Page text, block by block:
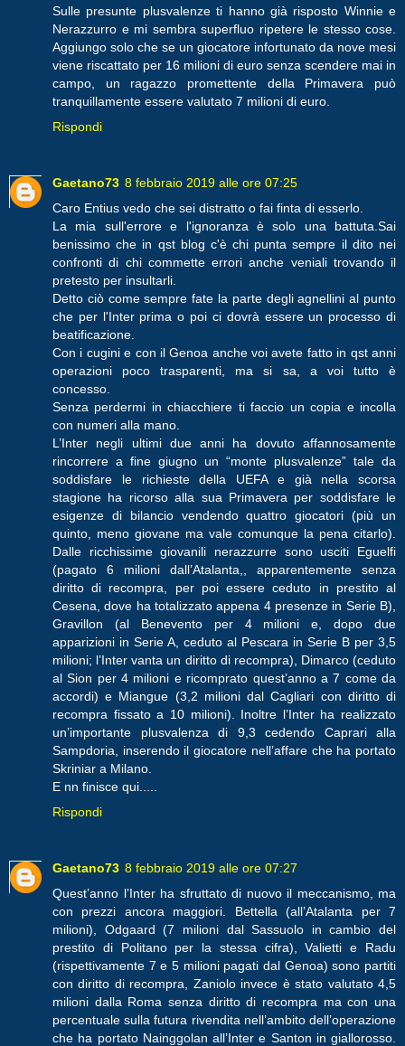
Sulle presunte plusvalenze ti hanno già risposto Winnie e
Nerazzurro e mi sembra superfluo ripetere le stesso cose.
Aggiungo solo che se un giocatore infortunato da nove mesi
viene riscattato per 16 milioni di euro senza scendere mai in
campo, un ragazzo promettente della Primavera può
tranquillamente essere valutato 7 milioni di euro.
Rispondi
Gaetano73 8 febbraio 2019 alle ore 07:25
Caro Entius vedo che sei distratto o fai finta di esserlo.
La mia sull'errore e l'ignoranza è solo una battuta.Sai
benissimo che in qst blog c'è chi punta sempre il dito nei
confronti di chi commette errori anche veniali trovando il
pretesto per insultarli.
Detto ciò come sempre fate la parte degli agnellini al punto
che per l'Inter prima o poi ci dovrà essere un processo di
beatificazione.
Con i cugini e con il Genoa anche voi avete fatto in qst anni
operazioni poco trasparenti, ma si sa, a voi tutto è
concesso.
Senza perdermi in chiacchiere ti faccio un copia e incolla
con numeri alla mano.
L’Inter negli ultimi due anni ha dovuto affannosamente
rincorrere a fine giugno un “monte plusvalenze” tale da
soddisfare le richieste della UEFA e già nella scorsa
stagione ha ricorso alla sua Primavera per soddisfare le
esigenze di bilancio vendendo quattro giocatori (più un
quinto, meno giovane ma vale comunque la pena citarlo).
Dalle ricchissime giovanili nerazzurre sono usciti Eguelfi
(pagato 6 milioni dall’Atalanta,, apparentemente senza
diritto di recompra, per poi essere ceduto in prestito al
Cesena, dove ha totalizzato appena 4 presenze in Serie B),
Gravillon (al Benevento per 4 milioni e, dopo due
apparizioni in Serie A, ceduto al Pescara in Serie B per 3,5
milioni; l’Inter vanta un diritto di recompra), Dimarco (ceduto
al Sion per 4 milioni e ricomprato quest’anno a 7 come da
accordi) e Miangue (3,2 milioni dal Cagliari con diritto di
recompra fissato a 10 milioni). Inoltre l’Inter ha realizzato
un’importante plusvalenza di 9,3 cedendo Caprari alla
Sampdoria, inserendo il giocatore nell’affare che ha portato
Skriniar a Milano.
E nn finisce qui.....
Rispondi
Gaetano73 8 febbraio 2019 alle ore 07:27
Quest’anno l’Inter ha sfruttato di nuovo il meccanismo, ma
con prezzi ancora maggiori. Bettella (all’Atalanta per 7
milioni), Odgaard (7 milioni dal Sassuolo in cambio del
prestito di Politano per la stessa cifra), Valietti e Radu
(rispettivamente 7 e 5 milioni pagati dal Genoa) sono partiti
con diritto di recompra, Zaniolo invece è stato valutato 4,5
milioni dalla Roma senza diritto di recompra ma con una
percentuale sulla futura rivendita nell’ambito dell’operazione
che ha portato Nainggolan all’Inter e Santon in giallorosso.